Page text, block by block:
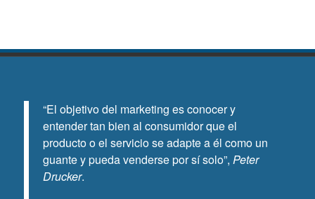
“El objetivo del marketing es conocer y
entender tan bien al consumidor que el
producto o el servicio se adapte a él como un
guante y pueda venderse por sí solo”, Peter
Drucker.